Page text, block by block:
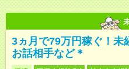
3ヵ月で79万円稼ぐ！未
お話相手など＊